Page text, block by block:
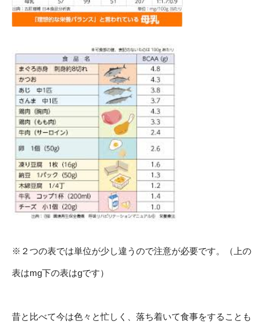
※２つの表では単位が少し違うので注意が必要です。（上の
表はmg下の表はgです）
昔と比べて今は色々と忙しく、落ち着いて食事をすることも